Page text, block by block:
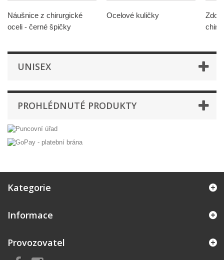
Náušnice z chirurgické
oceli - černé špičky
Ocelové kuličky
UNISEX
PROHLÉDNUTÉ PRODUKTY
Kategorie
Informace
Provozovatel